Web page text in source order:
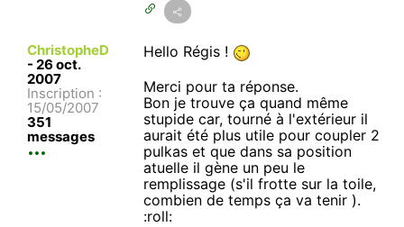
ChristopheD
- 26 oct.
2007
Inscription :
15/05/2007
351
messages
Hello Régis !
Merci pour ta réponse.
Bon je trouve ça quand même
stupide car, tourné à l'extérieur il
aurait été plus utile pour coupler 2
pulkas et que dans sa position
atuelle il gène un peu le
remplissage (s'il frotte sur la toile,
combien de temps ça va tenir ).
:roll: